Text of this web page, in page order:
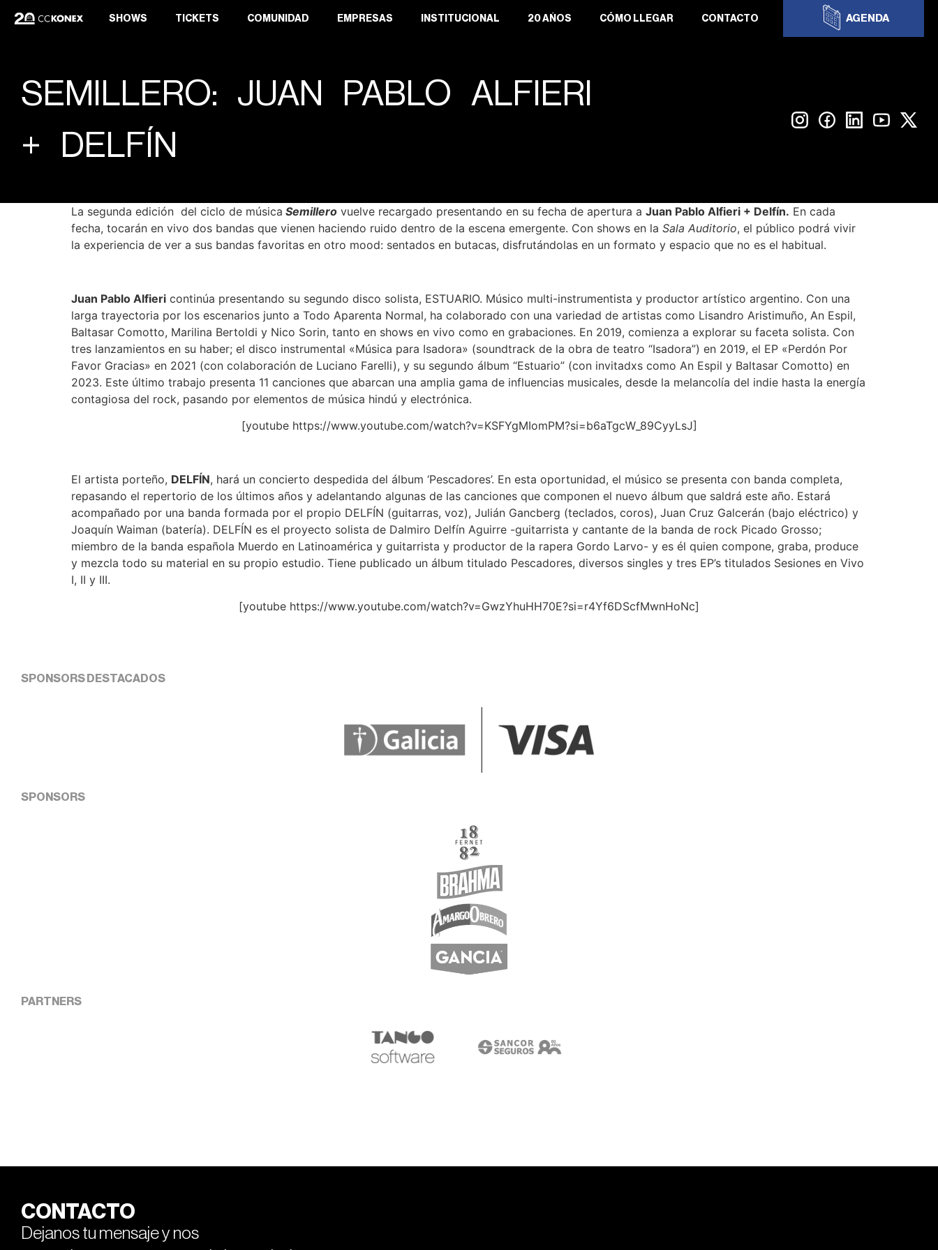
SHOWS TICKETS COMUNIDAD EMPRESAS INSTITUCIONAL 20 AÑOS CÓMO LLEGAR CONTACTO AGENDA
SEMILLERO: JUAN PABLO ALFIERI
+ DELFÍN
La segunda edición del ciclo de música Semillero vuelve recargado presentando en su fecha de apertura a Juan Pablo Alfieri + Delfín. En cada
fecha, tocarán en vivo dos bandas que vienen haciendo ruido dentro de la escena emergente. Con shows en la Sala Auditorio, el público podrá vivir
la experiencia de ver a sus bandas favoritas en otro mood: sentados en butacas, disfrutándolas en un formato y espacio que no es el habitual.
Juan Pablo Alfieri continúa presentando su segundo disco solista, ESTUARIO. Músico multi-instrumentista y productor artístico argentino. Con una
larga trayectoria por los escenarios junto a Todo Aparenta Normal, ha colaborado con una variedad de artistas como Lisandro Aristimuño, An Espil,
Baltasar Comotto, Marilina Bertoldi y Nico Sorin, tanto en shows en vivo como en grabaciones. En 2019, comienza a explorar su faceta solista. Con
tres lanzamientos en su haber; el disco instrumental «Música para Isadora» (soundtrack de la obra de teatro “Isadora”) en 2019, el EP «Perdón Por
Favor Gracias» en 2021 (con colaboración de Luciano Farelli), y su segundo álbum “Estuario” (con invitadxs como An Espil y Baltasar Comotto) en
2023. Este último trabajo presenta 11 canciones que abarcan una amplia gama de influencias musicales, desde la melancolía del indie hasta la energía
contagiosa del rock, pasando por elementos de música hindú y electrónica.
[youtube https://www.youtube.com/watch?v=KSFYgMIomPM?si=b6aTgcW_89CyyLsJ]
El artista porteño, DELFÍN, hará un concierto despedida del álbum ‘Pescadores’. En esta oportunidad, el músico se presenta con banda completa,
repasando el repertorio de los últimos años y adelantando algunas de las canciones que componen el nuevo álbum que saldrá este año. Estará
acompañado por una banda formada por el propio DELFÍN (guitarras, voz), Julián Gancberg (teclados, coros), Juan Cruz Galcerán (bajo eléctrico) y
Joaquín Waiman (batería). DELFÍN es el proyecto solista de Dalmiro Delfín Aguirre -guitarrista y cantante de la banda de rock Picado Grosso;
miembro de la banda española Muerdo en Latinoamérica y guitarrista y productor de la rapera Gordo Larvo- y es él quien compone, graba, produce
y mezcla todo su material en su propio estudio. Tiene publicado un álbum titulado Pescadores, diversos singles y tres EP’s titulados Sesiones en Vivo
I, II y III.
[youtube https://www.youtube.com/watch?v=GwzYhuHH70E?si=r4Yf6DScfMwnHoNc]
SPONSORS DESTACADOS
SPONSORS
PARTNERS
CONTACTO
Dejanos tu mensaje y nos